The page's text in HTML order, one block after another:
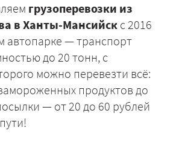
грузоперевозки из
в Ханты-Мансийск с 2016
автопарке — транспорт
до 20 тонн, с
можно перевезти всё:
продуктов до
— от 20 до 60 рублей